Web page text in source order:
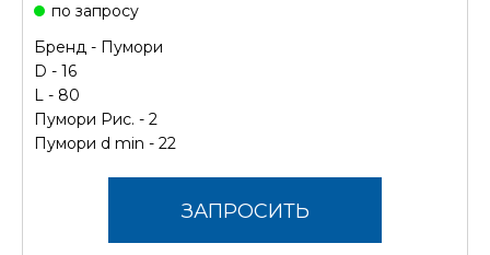
по запросу
Бренд - Пумори
D - 16
L - 80
Пумори Рис. - 2
Пумори d min - 22
ЗАПРОСИТЬ